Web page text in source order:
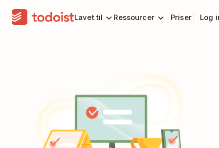
Lavet til Ressourcer Priser Log